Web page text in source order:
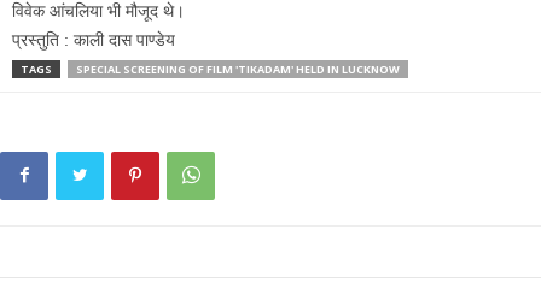
विवेक आंचलिया भी मौजूद थे।
प्रस्तुति : काली दास पाण्डेय
TAGS SPECIAL SCREENING OF FILM 'TIKADAM' HELD IN LUCKNOW